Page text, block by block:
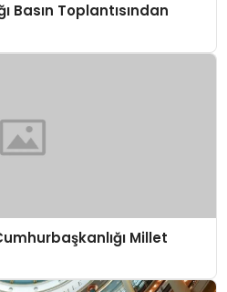
Basın Toplantısından
Millet